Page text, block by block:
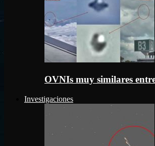
OVNIs muy similares
Investigaciones